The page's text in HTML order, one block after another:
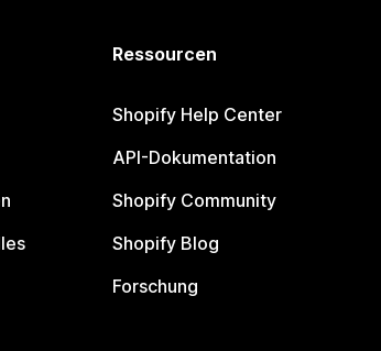
Ressourcen
Shopify Help Center
API-Dokumentation
Shopify Community
Shopify Blog
Forschung